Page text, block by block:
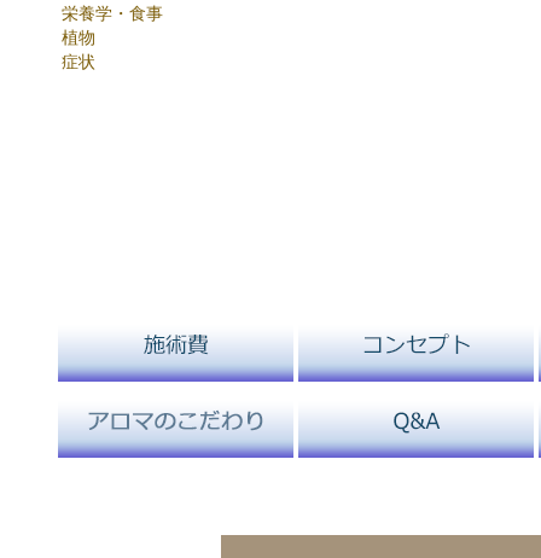
栄養学・食事
植物
症状